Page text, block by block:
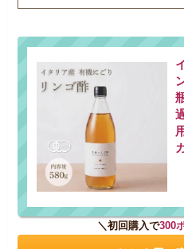
＼初回購入で300